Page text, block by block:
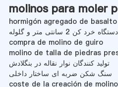
molinos para moler
hormigón agregado de basalto
کن 2 سانتی متر و گلوله
compra de molino de guiro
molino de talla de piedras
تولید کنندگان نوار نقاله در بنگلادش
سنگ شکن ضربه ای ساختار داخلی
coste de la creación de